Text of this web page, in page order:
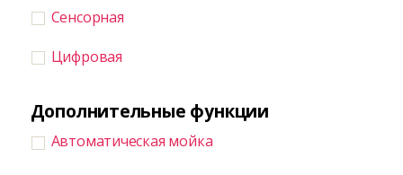
Сенсорная
Цифровая
Дополнительные функции
Автоматическая мойка